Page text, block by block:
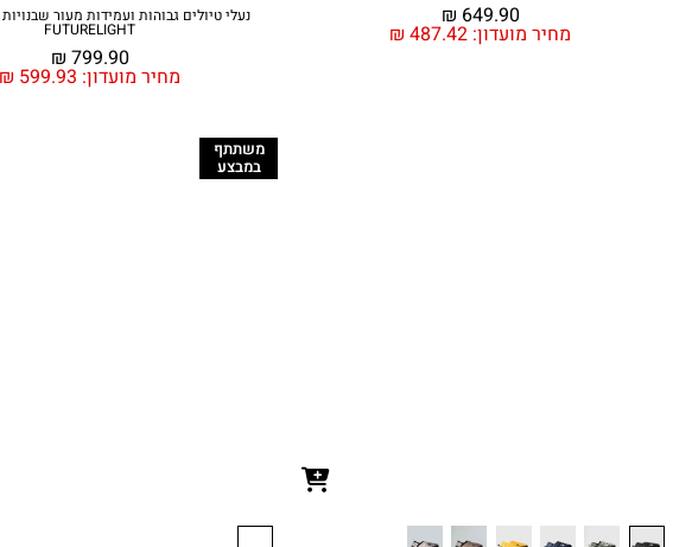
מחיר מועדון: ₪ 487.42
₪ 649.90 נעלי טיולים גבוהות ועמידות מעור שבנויות
FUTURELIGHT
מחיר מועדון: ₪ 599.93
₪ 799.90
משתתף
במבצע